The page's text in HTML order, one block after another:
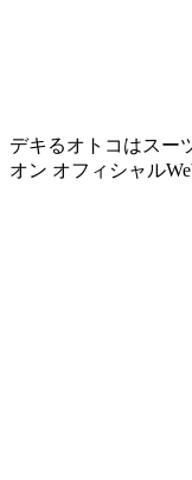
デキるオトコはスー
オン オフィシャル